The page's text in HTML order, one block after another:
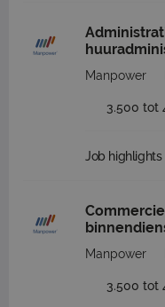
Manpower
3.500 tot
Job highlights
Manpower
3.500 tot